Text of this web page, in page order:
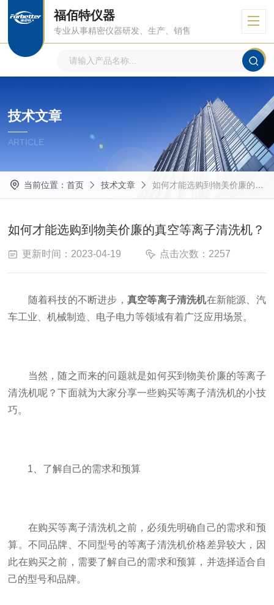
福佰特仪器
专业从事精密仪器研发、生产、销售
技术文章
ARTICLE
当前位置： 首页 技术文章 如何才能选购到物美价廉的真空等离子清洗机？
如何才能选购到物美价廉的真空等离子清洗机？
更新时间：2023-04-19 点击次数：2257
随着科技的不断进步， 真空等离子清洗机在新能源、汽
车工业、机械制造、电子电力等领域有着广泛应用场景。
当然，随之而来的问题就是如何买到物美价廉的等离子
清洗机呢？下面就为大家分享一些购买等离子清洗机的小技
巧。
1、了解自己的需求和预算
在购买等离子清洗机之前，必须先明确自己的需求和预
算。不同品牌、不同型号的等离子清洗机价格差异较大，因
此在购买之前，需要了解自己的需求和预算，并选择适合自
己的型号和品牌。